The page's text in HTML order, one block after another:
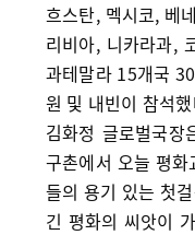
흐스탄, 멕시코, 베
리비아, 니카라과,
과테말라 15개국
원 및 내빈이 참석
김화정 글로벌국장
구촌에서 오늘 평
들의 용기 있는 첫
긴 평화의 씨앗이